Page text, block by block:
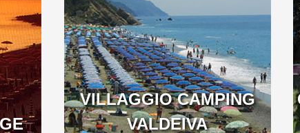
VILLAGGIO CAMPING
VALDEIVA
BORDER BETWEEN
LIGURIA AND
TUSCANY.
LIGURIA